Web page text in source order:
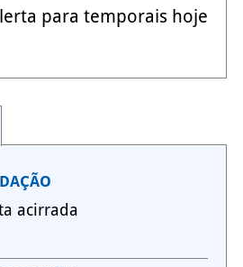
para temporais hoje
acirrada